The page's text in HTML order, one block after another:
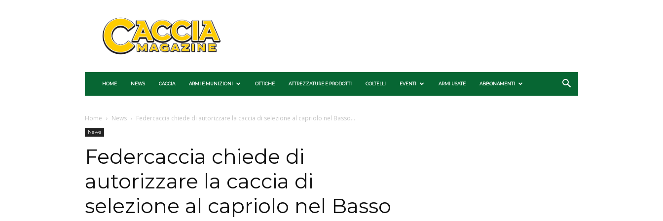
Caccia
Magazine
HOME NEWS CACCIA ARMI E MUNIZIONI OTTICHE ATTREZZATURE E PRODOTTI COLTELLI EVENTI ARMI USATE ABBONAMENTI
Home News Federcaccia chiede di autorizzare la caccia di selezione al capriolo nel Basso...
News
Federcaccia chiede di
autorizzare la caccia di
selezione al capriolo nel Basso